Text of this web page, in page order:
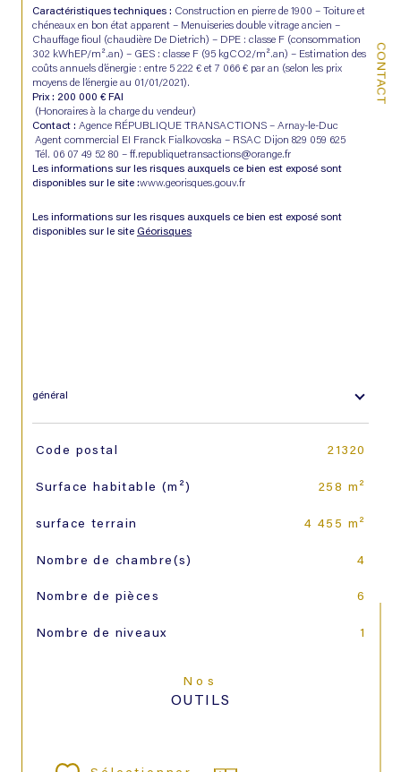
CONTACT
Caractéristiques techniques : Construction en pierre de 1900 – Toiture et
chéneaux en bon état apparent – Menuiseries double vitrage ancien –
Chauffage fioul (chaudière De Dietrich) – DPE : classe F (consommation
302 kWhEP/m².an) – GES : classe F (95 kgCO2/m².an) – Estimation des
coûts annuels d’énergie : entre 5 222 € et 7 066 € par an (selon les prix
moyens de l’énergie au 01/01/2021).
Prix : 200 000 € FAI
(Honoraires à la charge du vendeur)
Contact : Agence RÉPUBLIQUE TRANSACTIONS – Arnay-le-Duc
Agent commercial EI Franck Fialkovoska – RSAC Dijon 829 059 625
Tél. 06 07 49 52 80 – ff.republiquetransactions@orange.fr
Les informations sur les risques auxquels ce bien est exposé sont
disponibles sur le site :www.georisques.gouv.fr
Les informations sur les risques auxquels ce bien est exposé sont
disponibles sur le site Géorisques
général
TRAD_SIROCCO_Caracteristique
Code postal 21320
Surface habitable (m²) 258 m²
surface terrain 4 455 m²
Nombre de chambre(s) 4
Nombre de pièces 6
Nombre de niveaux 1
Nos
OUTILS